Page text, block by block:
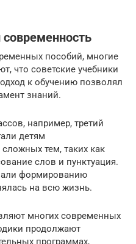
современность
пособий, многие
что советские учебники
к обучению позволял
знаний.
например, третий
детям
тем, таких как
слов и пунктуация.
формированию
на всю жизнь.
многих современных
продолжают
программах,